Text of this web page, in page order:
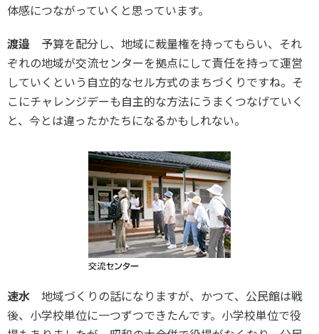
体感につながっていくと思っています。
渡邉 予算を配分し、地域に裁量権を持ってもらい、それ
ぞれの地域が交流センターを拠点にして責任を持って運営
していくという自立的なセル方式のまちづくりですね。そ
こにチャレンジデーも自主的な方法にうまくつなげていく
と、今とは違ったかたちになるかもしれない。
速水 地域づくりの話になりますが、かつて、公民館は戦
後、小学校単位に一つずつできたんです。小学校単位で役